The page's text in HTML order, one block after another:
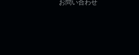
お問い合わせ